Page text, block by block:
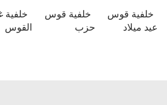
خلفية قوس
عيد ميلاد
خلفية قوس
حزب
خلفية
القوس